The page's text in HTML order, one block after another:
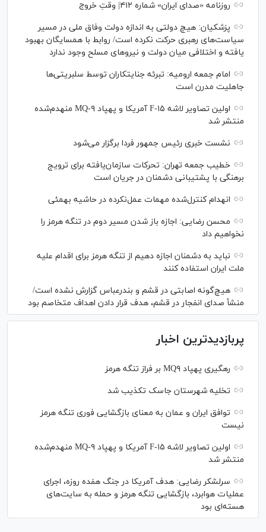
روزنامه «صدای ایران» شماره ۴۱۲| وقتِ خروج
پزشکیان: هیچ دولتی به اندازه دولت وفاق ملی در مسیر
سیاست‌های رهبری حرکت نکرده است/ روابط با همسایگان بهبود
یافته و اختلافی میان دولت و نیروهای مسلح وجود ندارد
امام جمعه ارومیه: تبرئه جنایتکاران توسط سلبریتی‌ها
جاهلیت مدرن است
اولین تصاویر لاشه F-۱۵ آمریکا و پهپاد MQ-۹ منهدم‌شده
منتشر شد
نشست خبری رئیس‌ جمهور فردا برگزار می‌شود
خطیب جمعه تهران: تحرکات سازمان‌یافته برای ترویج
برهنگی با پشتیبانی دشمنان در جریان است
انهدام کنترل‌شده مهمات عمل‌نکرده در حاشیه بهمئی
محسن رضایی: اجازه باز شدن مسیر دوم در تنگه هرمز را
نخواهیم داد
نباید به دشمنان اجازه دهیم از تنگه هرمز برای اقدام علیه
ملت ایران استفاده کنند
هیچ‌گونه اصابتی در قشم و بندرعباس گزارش نشده است/
منشأ صدای انفجار در قشم، هدف قرار دادن اهداف متخاصم بود
پربازدیدترین اخبار
رهگیری پهپاد MQ۹ بر فراز تنگه هرمز
تخلیه شهرستان جاسک تکذیب شد
توافق ایران و عمان به معنای بازگشایی فوری تنگه هرمز
نیست
اولین تصاویر لاشه F-۱۵ آمریکا و پهپاد MQ-۹ منهدم‌شده
منتشر شد
سرلشکر رضایی: هدف آمریکا در جنگ هفده روزه، اجرای
عملیات هوابرد، بازگشایی تنگه هرمز و حمله به سایت‌های
هسته‌ای بود